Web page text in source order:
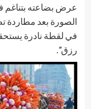
عرض بضاعته بتناغم
الصورة بعد
في لقطة نادرة
رزق”.